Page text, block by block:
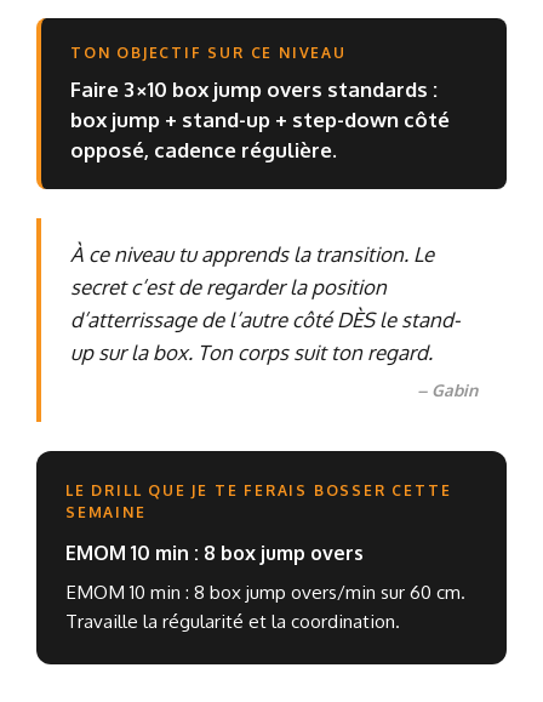
TON OBJECTIF SUR CE NIVEAU
Faire 3×10 box jump overs standards :
box jump + stand-up + step-down côté
opposé, cadence régulière.
À ce niveau tu apprends la transition. Le
secret c’est de regarder la position
d’atterrissage de l’autre côté DÈS le stand-
up sur la box. Ton corps suit ton regard.
– Gabin
LE DRILL QUE JE TE FERAIS BOSSER CETTE
SEMAINE
EMOM 10 min : 8 box jump overs
EMOM 10 min : 8 box jump overs/min sur 60 cm.
Travaille la régularité et la coordination.